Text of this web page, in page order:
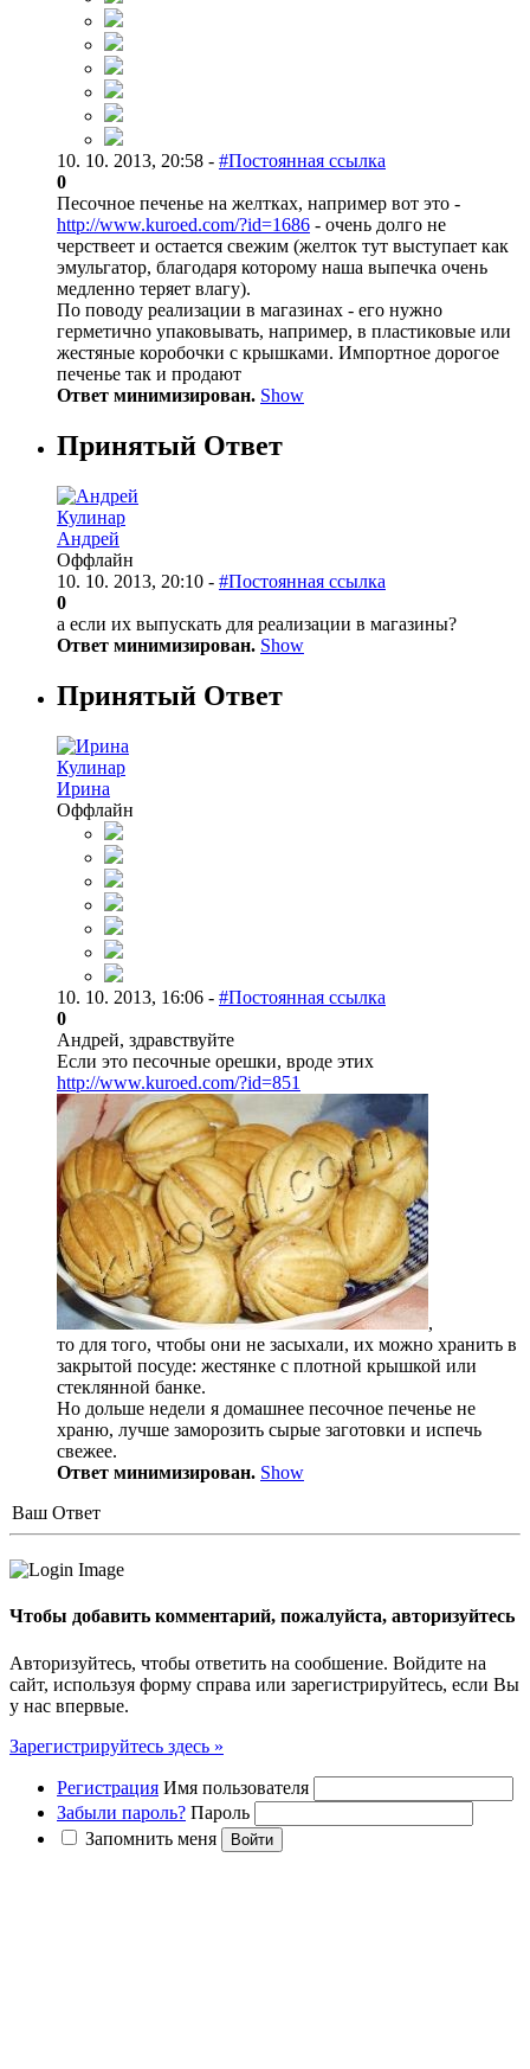
10. 10. 2013, 20:58 - #Постоянная ссылка
0
Песочное печенье на желтках, например вот это -
http://www.kuroed.com/?id=1686 - очень долго не
черствеет и остается свежим (желток тут выступает как
эмульгатор, благодаря которому наша выпечка очень
медленно теряет влагу).
По поводу реализации в магазинах - его нужно
герметично упаковывать, например, в пластиковые или
жестяные коробочки с крышками. Импортное дорогое
печенье так и продают
Ответ минимизирован. Show
Принятый Ответ
Кулинар
Андрей
Оффлайн
10. 10. 2013, 20:10 - #Постоянная ссылка
0
а если их выпускать для реализации в магазины?
Ответ минимизирован. Show
Принятый Ответ
Кулинар
Ирина
Оффлайн
10. 10. 2013, 16:06 - #Постоянная ссылка
0
Андрей, здравствуйте
Если это песочные орешки, вроде этих
http://www.kuroed.com/?id=851
,
то для того, чтобы они не засыхали, их можно хранить в
закрытой посуде: жестянке с плотной крышкой или
стеклянной банке.
Но дольше недели я домашнее песочное печенье не
храню, лучше заморозить сырые заготовки и испечь
свежее.
Ответ минимизирован. Show
Ваш Ответ
Чтобы добавить комментарий, пожалуйста, авторизуйтесь
Авторизуйтесь, чтобы ответить на сообшение. Войдите на
сайт, используя форму справа или зарегистрируйтесь, если Вы
у нас впервые.
Зарегистрируйтесь здесь »
Регистрация Имя пользователя
Забыли пароль? Пароль
Запомнить меня